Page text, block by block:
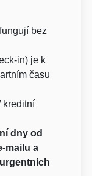
bez
in) je k
času
kreditní
dny od
mailu a